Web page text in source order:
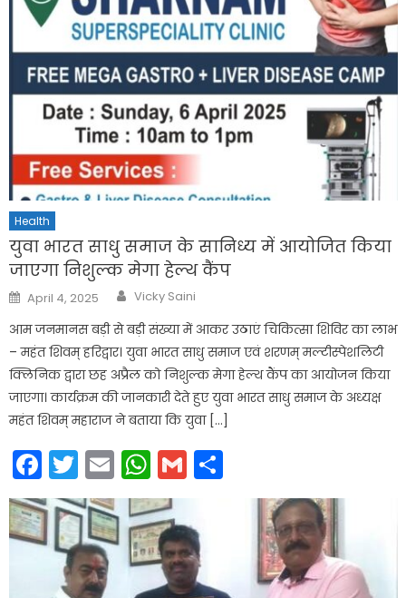
Health
युवा भारत साधु समाज के सानिध्य में आयोजित किया
जाएगा निशुल्क मेगा हेल्थ कैंप
Posted
on
April 4, 2025 Author
Vicky Saini
आम जनमानस बड़ी से बड़ी संख्या में आकर उठाएं चिकित्सा शिविर का लाभ
– महंत शिवम् हरिद्वार। युवा भारत साधु समाज एवं शरणम् मल्टीस्पेशलिटी
क्लिनिक द्वारा छह अप्रैल को निशुल्क मेगा हेल्थ कैंप का आयोजन किया
जाएगा। कार्यक्रम की जानकारी देते हुए युवा भारत साधु समाज के अध्यक्ष
महंत शिवम् महाराज ने बताया कि युवा […]
Facebook
Twitter
EmailWhatsApp
Gmail